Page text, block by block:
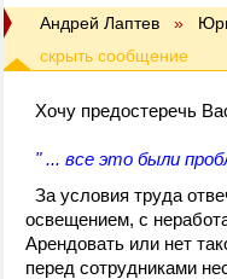
Андрей Лаптев »
Хочу предостеречь
" ... все это были
За условия труда
освещением, с
Арендовать или нет
перед сотрудниками